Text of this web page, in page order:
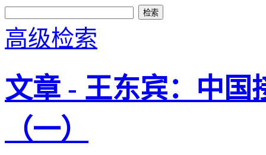
高级检索
文章 - 王东宾：中国
（一）